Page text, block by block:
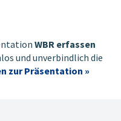
WBR erfassen
und unverbindlich die
zur Präsentation »